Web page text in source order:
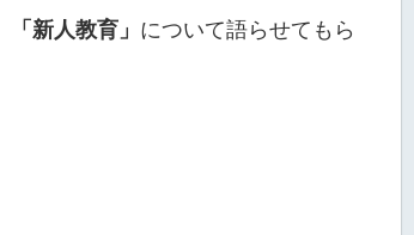
「新人教育」 について語らせてもら